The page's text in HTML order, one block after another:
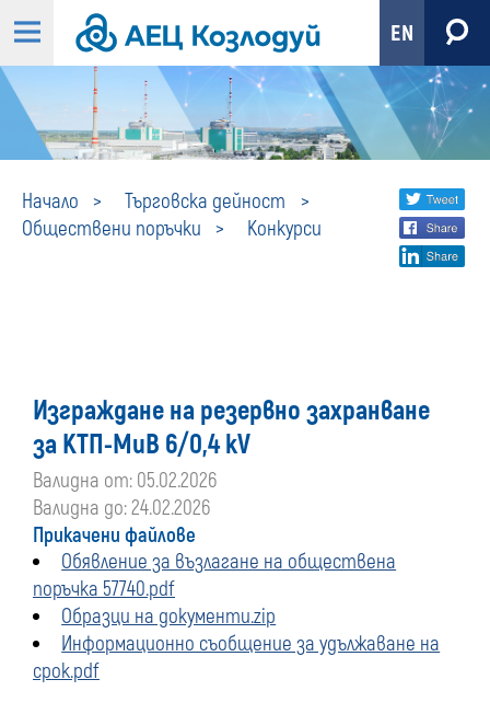
EN
Начало
Търговска дейност
Обществени поръчки
Конкурси
Конкурси
Share
social
Изграждане на резервно захранване
за КТП-МиВ 6/0,4 kV
Валидна от: 05.02.2026
Валидна до: 24.02.2026
Прикачени файлове
Обявление за възлагане на обществена
поръчка 57740.pdf
Образци на документи.zip
Информационно съобщение за удължаване на
срок.pdf